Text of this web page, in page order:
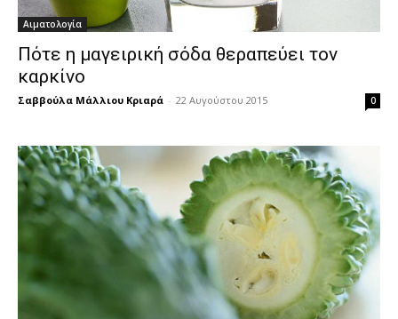
Αιματολογία
Πότε η μαγειρική σόδα θεραπεύει τον
καρκίνο
Σαββούλα Μάλλιου Κριαρά - 22 Αυγούστου 2015 0